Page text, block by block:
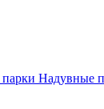
Надувные